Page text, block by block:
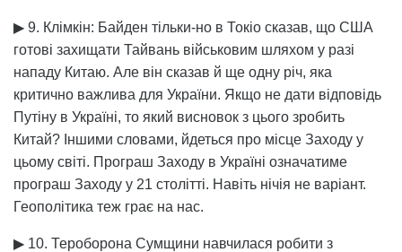
▶ 9. Клімкін: Байден тільки-но в Токіо сказав, що США
готові захищати Тайвань військовим шляхом у разі
нападу Китаю. Але він сказав й ще одну річ, яка
критично важлива для України. Якщо не дати відповідь
Путіну в Україні, то який висновок з цього зробить
Китай? Іншими словами, йдеться про місце Заходу у
цьому світі. Програш Заходу в Україні означатиме
програш Заходу у 21 столітті. Навіть нічія не варіант.
Геополітика теж грає на нас.
▶ 10. Тероборона Сумщини навчилася робити з